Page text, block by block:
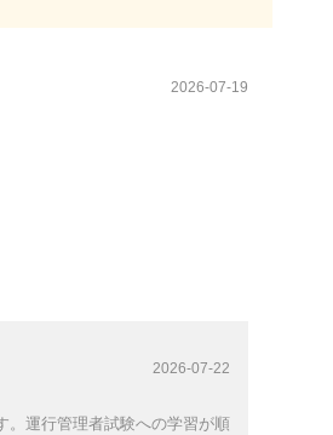
2026-07-19
2026-07-22
。運行管理者試験への学習が順